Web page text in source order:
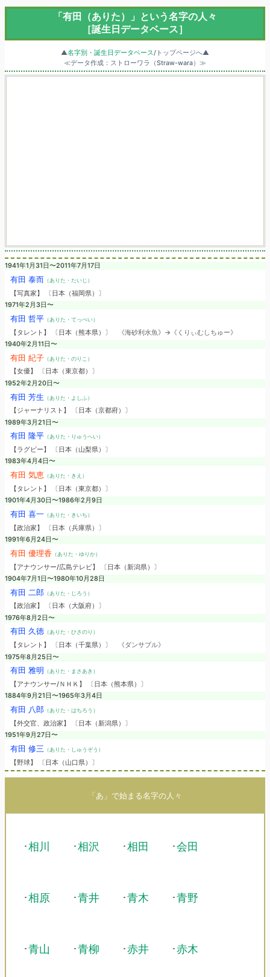
「有田（ありた）」という名字の人々
［誕生日データベース］
▲名字別・誕生日データベース/トップページへ▲
≪データ作成：ストローワラ（Straw-wara）≫
1941年1月31日〜2011年7月17日
有田 泰而 （ありた・たいじ）
【写真家】 〔日本（福岡県）〕
1971年2月3日〜
有田 哲平（ありた・てっぺい）
【タレント】 〔日本（熊本県）〕
《海砂利水魚》→《くりぃむしちゅー》
1940年2月11日〜
有田 紀子（ありた・のりこ）
【女優】 〔日本（東京都）〕
1952年2月20日〜
有田 芳生 （ありた・よしふ）
【ジャーナリスト】 〔日本（京都府）〕
1989年3月21日〜
有田 隆平（ありた・りゅうへい）
【ラグビー】 〔日本（山梨県）〕
1983年4月4日〜
有田 気恵 （ありた・きえ）
【タレント】 〔日本（東京都）〕
1901年4月30日〜1986年2月9日
有田 喜一（ありた・きいち）
【政治家】 〔日本（兵庫県）〕
1991年6月24日〜
有田 優理香 （ありた・ゆりか）
【アナウンサー/広島テレビ】 〔日本（新潟県）〕
1904年7月1日〜1980年10月28日
有田 二郎（ありた・じろう）
【政治家】 〔日本（大阪府）〕
1976年8月2日〜
有田 久徳（ありた・ひさのり）
【タレント】 〔日本（千葉県）〕
《ダンサブル》
1975年8月25日〜
有田 雅明 （ありた・まさあき）
【アナウンサー/ＮＨＫ】 〔日本（熊本県）〕
1884年9月21日〜1965年3月4日
有田 八郎（ありた・はちろう）
【外交官、政治家】 〔日本（新潟県）〕
1951年9月27日〜
有田 修三 （ありた・しゅうぞう）
【野球】 〔日本（山口県）〕
「あ」で始まる名字の人々
･相川 ･相沢 ･相田 ･会田
･相原 ･青井 ･青木 ･青野
･青山 ･青柳 ･赤井 ･赤木